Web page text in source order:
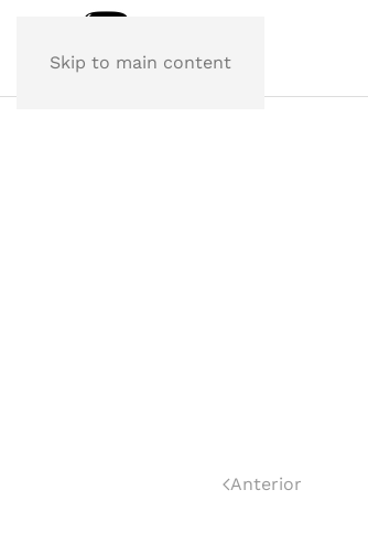
Skip to main content
Anterior